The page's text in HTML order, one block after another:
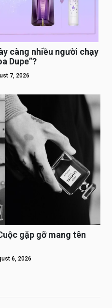
càng nhiều người chạy
Dupe”?
7, 2026
gặp gỡ mang tên
6, 2026